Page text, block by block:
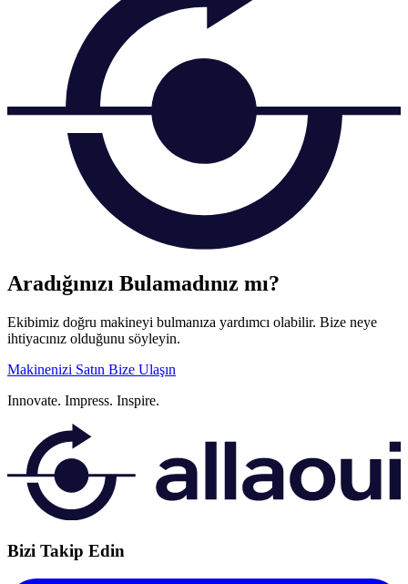
Aradığınızı Bulamadınız mı?
Ekibimiz doğru makineyi bulmanıza yardımcı olabilir. Bize neye
ihtiyacınız olduğunu söyleyin.
Makinenizi Satın Bize Ulaşın
Innovate. Impress. Inspire.
Bizi Takip Edin